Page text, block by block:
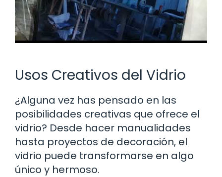
Usos Creativos del Vidrio
¿Alguna vez has pensado en las
posibilidades creativas que ofrece el
vidrio? Desde hacer manualidades
hasta proyectos de decoración, el
vidrio puede transformarse en algo
único y hermoso.